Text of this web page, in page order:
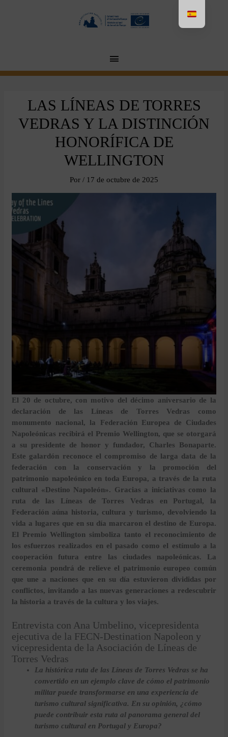
MENU
PRINCIPAL
LAS LÍNEAS DE TORRES
VEDRAS Y LA DISTINCIÓN
HONORÍFICA DE
WELLINGTON
Por / 17 de octubre de 2025
El 20 de octubre, con motivo del décimo aniversario de la
declaración de las Líneas de Torres Vedras como
monumento nacional, la Federación Europea de Ciudades
Napoleónicas recibirá el Premio Wellington, que se otorgará
a su presidente de honor y fundador, Charles Bonaparte.
Este galardón reconoce el compromiso de larga data de la
federación con la conservación y la promoción del
patrimonio napoleónico en toda Europa, a través de la ruta
cultural «Destino Napoleón». Gracias a iniciativas como la
ruta de las Líneas de Torres Vedras en Portugal, la
Federación aúna historia, cultura y turismo, devolviendo la
vida a lugares que en su día marcaron el destino de Europa.
El Premio Wellington simboliza tanto el reconocimiento de
los esfuerzos realizados en el pasado como el estímulo a la
cooperación futura entre las ciudades napoleónicas. La
ceremonia pondrá de relieve el patrimonio europeo común
que une a naciones que en su día estuvieron divididas por
conflictos, invitando a las nuevas generaciones a redescubrir
la historia a través de la cultura y los viajes.
Entrevista con Ana Umbelino, vicepresidenta
ejecutiva de la FECN-Destination Napoleon y
vicepresidenta de la Asociación de Líneas de
Torres Vedras
La histórica ruta de las Líneas de Torres Vedras se ha
convertido en un ejemplo clave de cómo el patrimonio
militar puede transformarse en una experiencia de
turismo cultural significativa. En su opinión, ¿cómo
puede contribuir esta ruta al panorama general del
turismo cultural en Portugal y Europa?